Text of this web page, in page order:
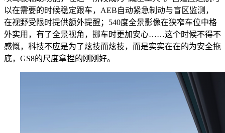
以在需要的时候稳定跟车，AEB自动紧急制动与盲区监测，
在视野受限时提供额外提醒；540度全景影像在狭窄车位中格
外实用，有了全景视角，挪车时更加安心……这个时候不得不
感慨，科技不应是为了炫技而炫技，而是实实在在的为安全拖
底，GS8的尺度拿捏的刚刚好。